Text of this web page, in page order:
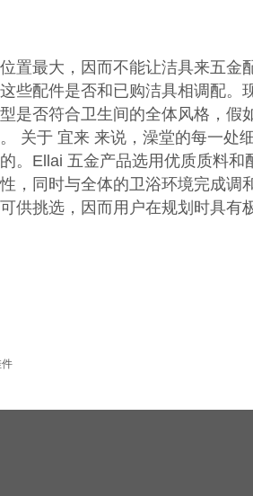
置最大，因而不能让洁具来五金
些配件是否和已购洁具相调配
是否符合卫生间的全体风格，
关于 宜来 来说，澡堂的每一处
。Ellai 五金产品选用优质质料
，同时与全体的卫浴环境完成调
供挑选，因而用户在规划时具有